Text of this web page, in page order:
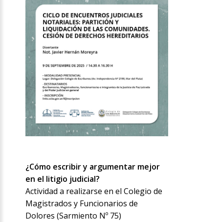
¿Cómo escribir y argumentar mejor
en el litigio judicial?
Actividad a realizarse en el Colegio de
Magistrados y Funcionarios de
Dolores (Sarmiento Nº 75)